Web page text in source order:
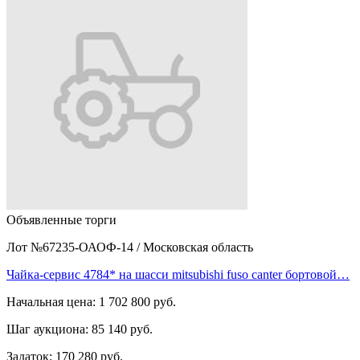
Объявленные торги
Лот №67235-ОАОФ-14 / Московская область
Чайка-сервис 4784* на шасси mitsubishi fuso canter бортовой…
Начальная цена: 1 702 800 руб.
Шаг аукциона: 85 140 руб.
Задаток: 170 280 руб.